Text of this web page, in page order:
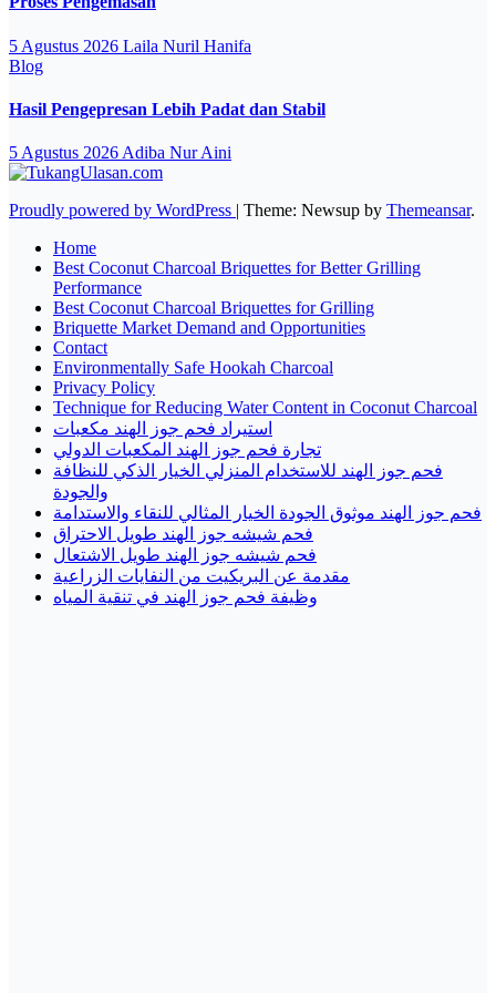
5 Agustus 2026 Laila Nuril Hanifa
Blog
Hasil Pengepresan Lebih Padat dan Stabil
5 Agustus 2026 Adiba Nur Aini
Proudly powered by WordPress | Theme: Newsup by Themeansar.
Home
Best Coconut Charcoal Briquettes for Better Grilling
Performance
Best Coconut Charcoal Briquettes for Grilling
Briquette Market Demand and Opportunities
Contact
Environmentally Safe Hookah Charcoal
Privacy Policy
Technique for Reducing Water Content in Coconut Charcoal
استيراد فحم جوز الهند مكعبات
تجارة فحم جوز الهند المكعبات الدولي
فحم جوز الهند للاستخدام المنزلي الخيار الذكي للنظافة
والجودة
فحم جوز الهند موثوق الجودة الخيار المثالي للنقاء والاستدامة
فحم شيشه جوز الهند طويل الاحتراق
فحم شيشه جوز الهند طويل الاشتعال
مقدمة عن البريكيت من النفايات الزراعية
وظيفة فحم جوز الهند في تنقية المياه